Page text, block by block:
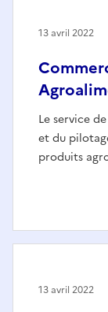
Le service
et du
produits
13 avril 2022
13 avril 2022